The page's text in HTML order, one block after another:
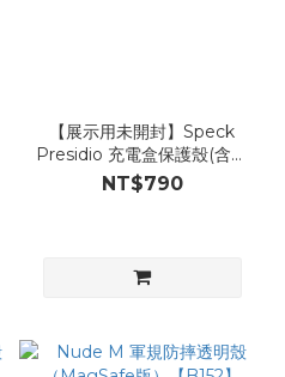
【展示用未開封】Speck
Presidio 充電盒保護殼(含扣
環)【B033】
NT$790